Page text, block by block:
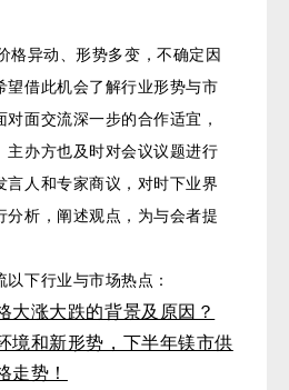
异动、形势多变，不确定因
望借此机会了解行业形势与市
面交流深一步的合作适宜，
主办方也及时对会议议题进行
言人和专家商议，对时下业界
分析，阐述观点，为与会者提
下行业与市场热点：
大涨大跌的背景及原因？
境和新形势，下半年镁市供
走势！